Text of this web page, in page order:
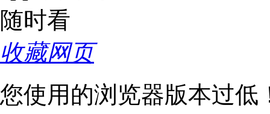
收藏网页
您使用的浏览器版本过低